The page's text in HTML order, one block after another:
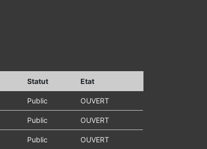
Statut Etat
Public OUVERT
Public OUVERT
Public OUVERT